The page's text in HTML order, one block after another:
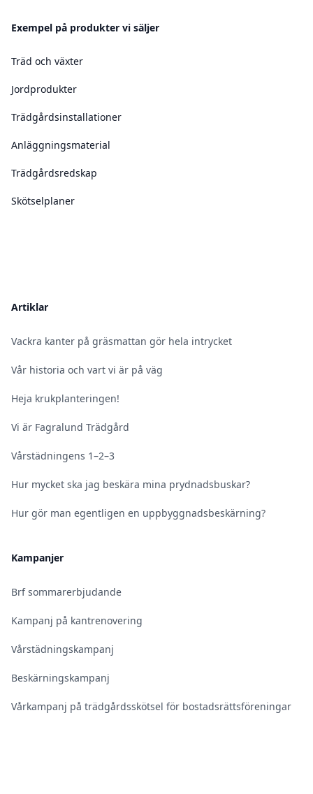
Exempel på produkter vi säljer
Träd och växter
Jordprodukter
Trädgårdsinstallationer
Anläggningsmaterial
Trädgårdsredskap
Skötselplaner
Artiklar
Vackra kanter på gräsmattan gör hela intrycket
Vår historia och vart vi är på väg
Heja krukplanteringen!
Vi är Fagralund Trädgård
Vårstädningens 1–2–3
Hur mycket ska jag beskära mina prydnadsbuskar?
Hur gör man egentligen en uppbyggnadsbeskärning?
Kampanjer
Brf sommarerbjudande
Kampanj på kantrenovering
Vårstädningskampanj
Beskärningskampanj
Vårkampanj på trädgårdsskötsel för bostadsrättsföreningar